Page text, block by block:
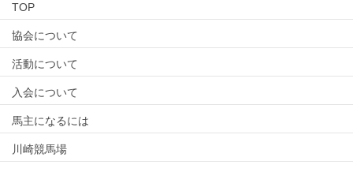
TOP
協会について
活動について
入会について
馬主になるには
川崎競馬場